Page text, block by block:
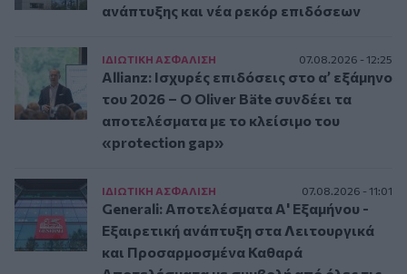
ανάπτυξης και νέα ρεκόρ επιδόσεων
ΙΔΙΩΤΙΚΗ ΑΣΦAΛΙΣΗ 07.08.2026 - 12:25
Allianz: Ισχυρές επιδόσεις στο α’ εξάμηνο
του 2026 – Ο Oliver Bäte συνδέει τα
αποτελέσματα με το κλείσιμο του
«protection gap»
ΙΔΙΩΤΙΚΗ ΑΣΦAΛΙΣΗ 07.08.2026 - 11:01
Generali: Αποτελέσματα Α' Εξαμήνου -
Εξαιρετική ανάπτυξη στα Λειτουργικά
και Προσαρμοσμένα Καθαρά